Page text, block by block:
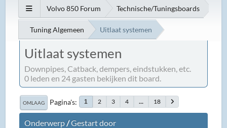
Volvo 850 Forum Technische/Tuningsboards
Tuning Algemeen Uitlaat systemen
Uitlaat systemen
Downpipes, Catback, dempers, eindstukken, etc.
0 leden en 24 gasten bekijken dit board.
OMLAAG Pagina's 1 2 3 4 ... 18
Onderwerp/Gestart door